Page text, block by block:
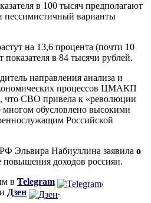
в 100 тысяч предполагают
пессимистичный варианты
на 13,6 процента (почти 10
показателя в 84 тысячи рублей.
направления анализа и
процессов ЦМАКП
что СВО привела к «революции
многом обусловлено высокими
Российской
Эльвира Набиуллина заявила о
повышения доходов россиян.
в Telegram
,
и Дзен .